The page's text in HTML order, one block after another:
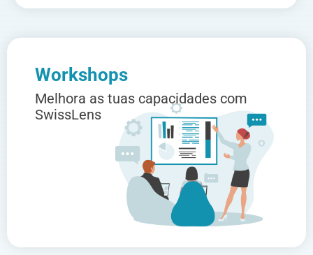
Workshops
Melhora as tuas capacidades com
SwissLens